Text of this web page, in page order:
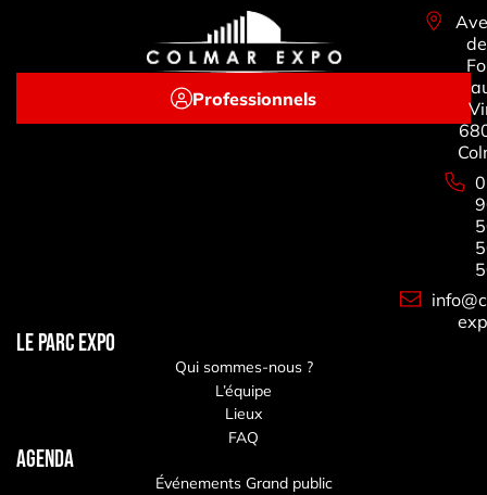
Professionnels
LE PARC EXPO
Qui sommes-nous ?
L’équipe
Lieux
FAQ
Agenda
Événements Grand public